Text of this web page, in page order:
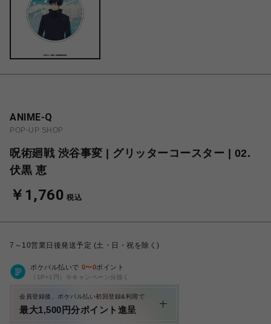
ANIME-Q
POP-UP SHOP
呪術廻戦 渋谷事変 | グリッターコースター | 02.
伏黒 恵
￥1,760 税込
7～10営業日後発送予定 (土・日・祝を除く)
ポケパル払いで 0〜0ポイント
（1P=1円）※キャンペーン分除く
会員登録後、ポケパル払い初回登録&利用で
最大1,500円分ポイント進呈